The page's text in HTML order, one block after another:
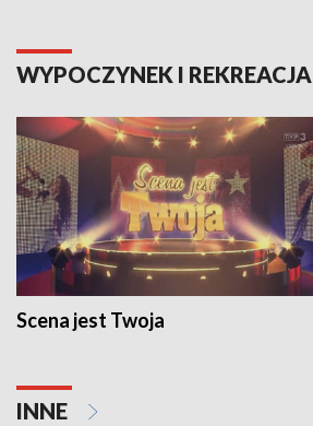
WYPOCZYNEK I REKREACJA
Scena jest Twoja
INNE